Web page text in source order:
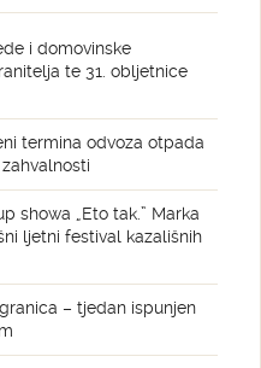
i domovinske
te 31. obljetnice
termina odvoza otpada
showa „Eto tak.” Marka
ljetni festival kazališnih
– tjedan ispunjen